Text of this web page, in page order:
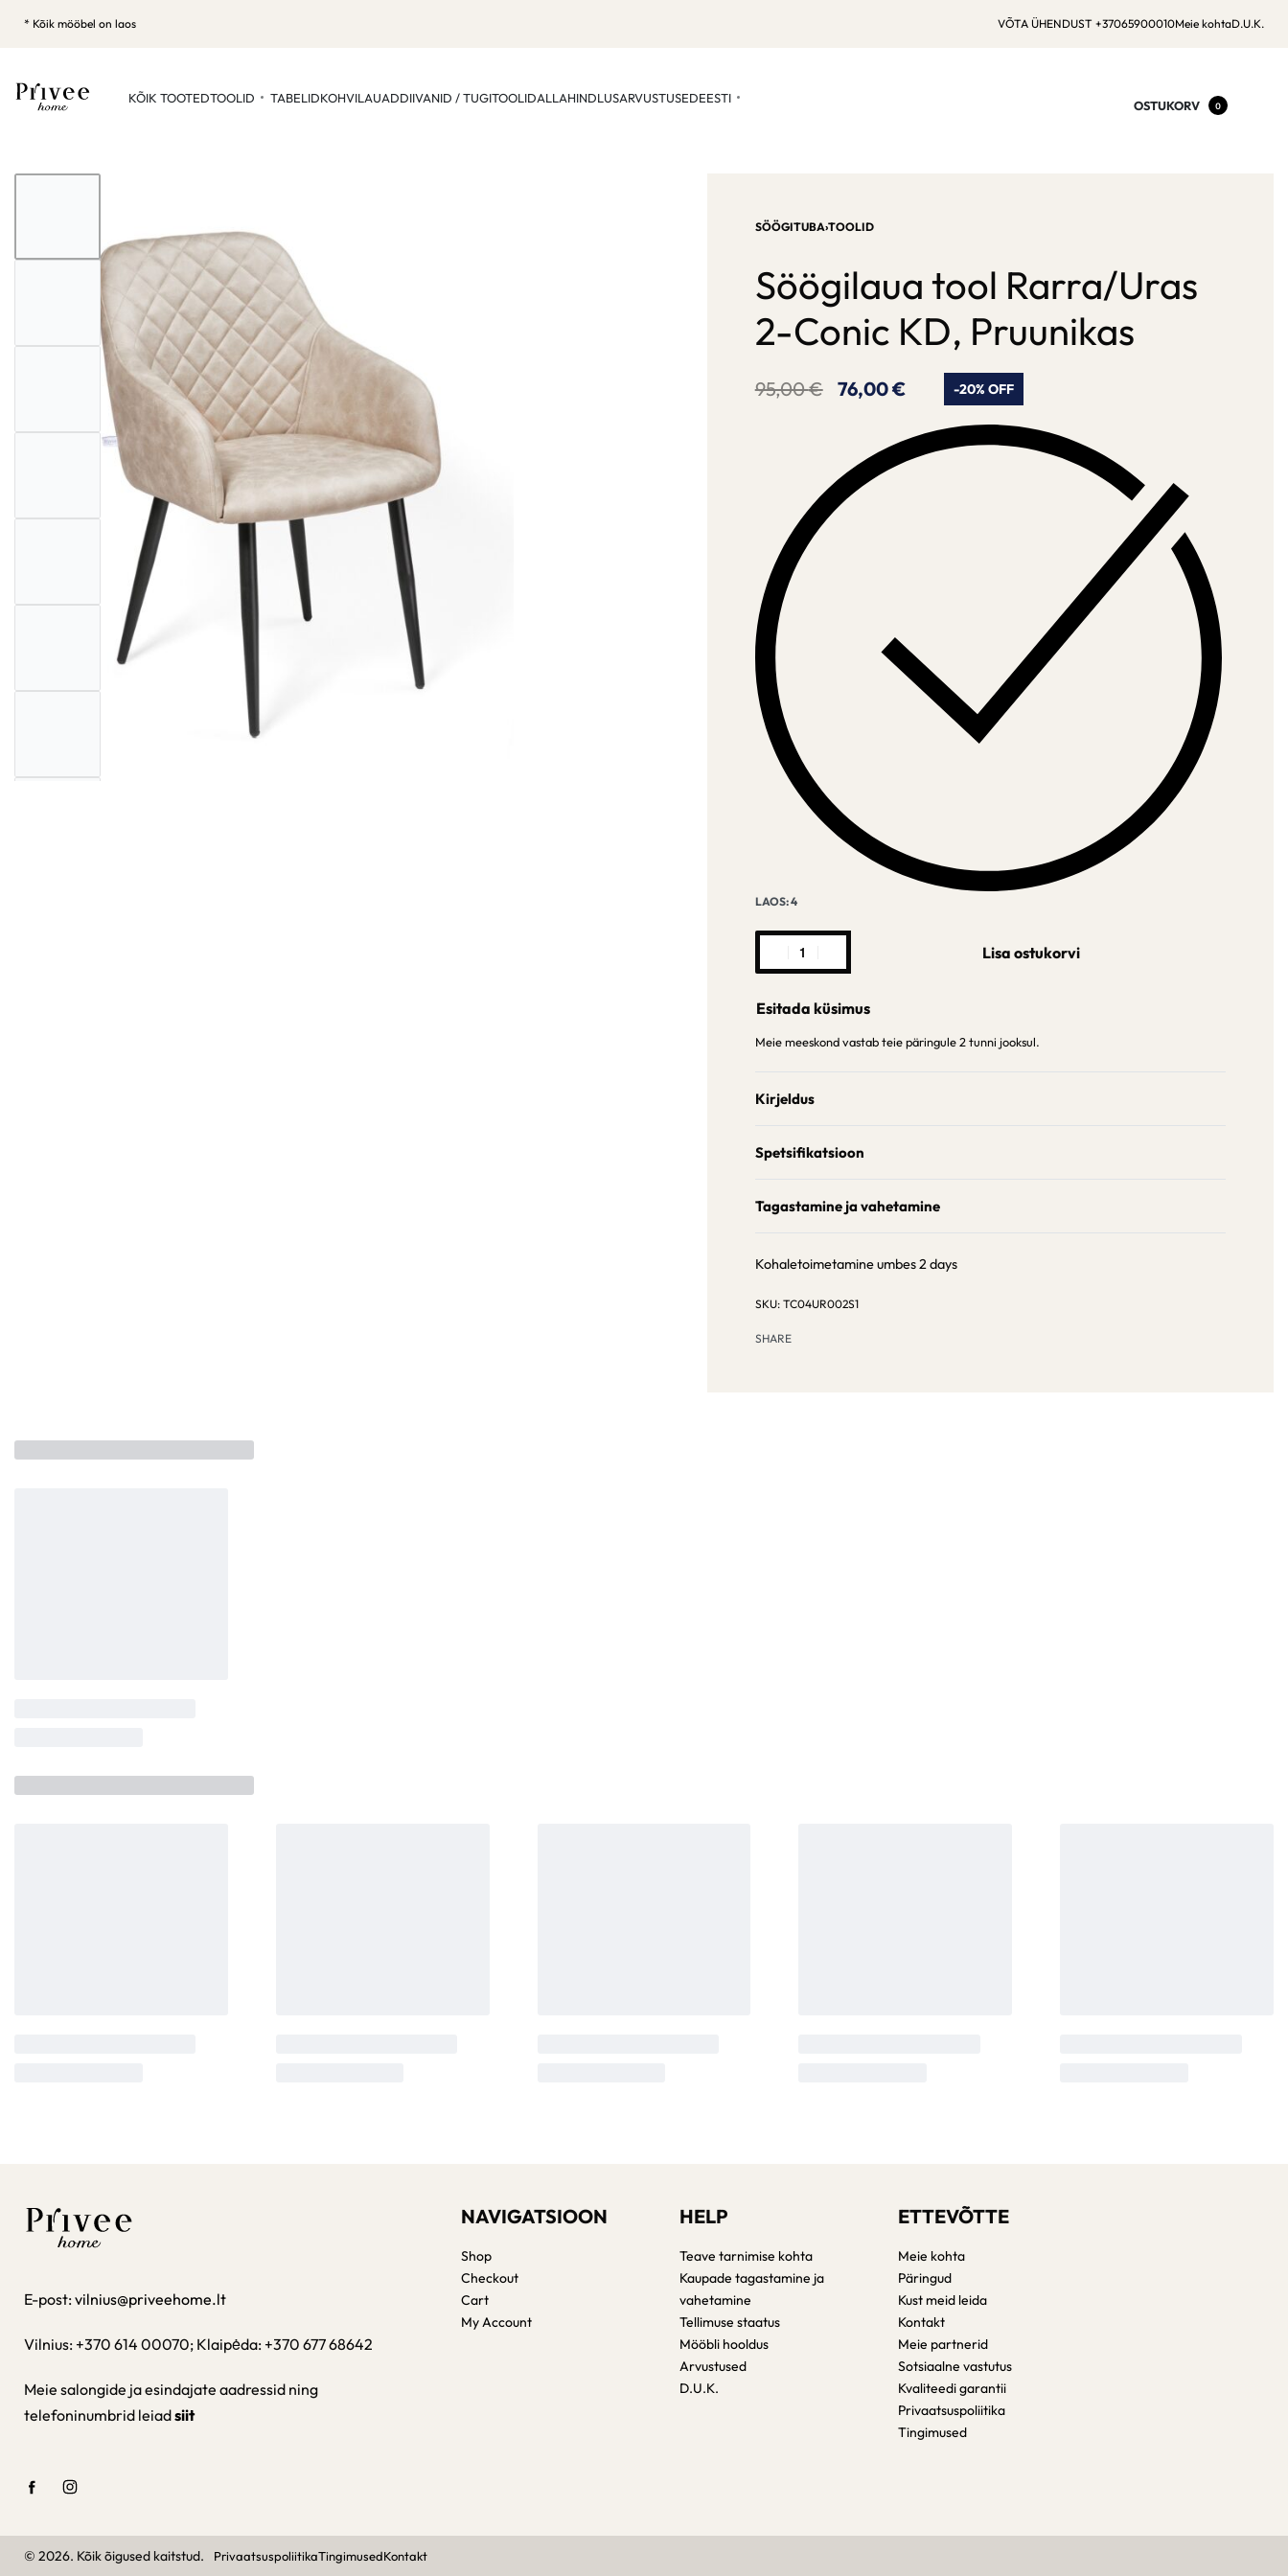
* Kõik mööbel on laos VÕTA ÜHENDUST +37065900010Meie kohtaD.U.K.
KÕIK TOOTEDTOOLID TABELIDKOHVILAUADDIIVANID / TUGITOOLIDALLAHINDLUSARVUSTUSEDEESTI
OSTUKORV 0
SÖÖGITUBA›TOOLID
Söögilaua tool Rarra/Uras
2-Conic KD, Pruunikas
95,00€ 76,00€ -20% OFF
LAOS: 4
Lisa ostukorvi
Esitada küsimus
Meie meeskond vastab teie päringule 2 tunni jooksul.
Kirjeldus
Spetsifikatsioon
Tagastamine ja vahetamine
Kohaletoimetamine umbes2 days
TC04UR002S1
SHARE
E-post:vilnius@priveehome.lt
Vilnius: +370 614 00070; Klaipėda: +370 677 68642
Meie salongide ja esindajate aadressid ning
telefoninumbrid leiadsiit
NAVIGATSIOON
Shop
Checkout
Cart
My Account
HELP
Teave tarnimise kohta
Kaupade tagastamine ja
vahetamine
Tellimuse staatus
Mööbli hooldus
Arvustused
D.U.K.
ETTEVÕTTE
Meie kohta
Päringud
Kust meid leida
Kontakt
Meie partnerid
Sotsiaalne vastutus
Kvaliteedi garantii
Privaatsuspoliitika
Tingimused
© 2026. Kõik õigused kaitstud. PrivaatsuspoliitikaTingimusedKontakt